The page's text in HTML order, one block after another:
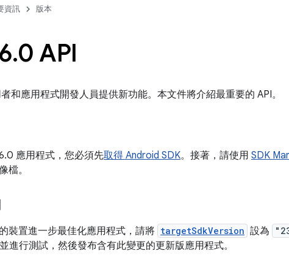
資訊 版本
.0 API
和應用程式開發人員提供新功能。本文件將介紹最重要的 API。
應用程式，您必須先取得 Android SDK。接著，請使用 SDK
檔。
裝置進一步最佳化應用程式，請將 targetSdkVersion 設為
進行測試，然後發布含有此變更的更新版應用程式。